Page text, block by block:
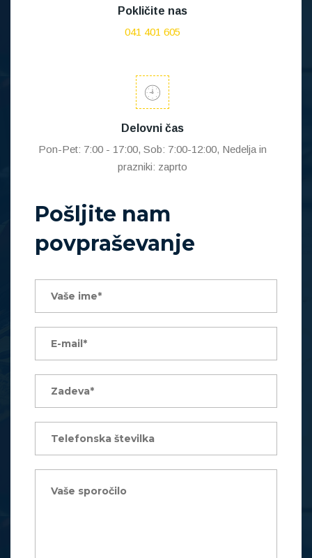
Pokličite nas
041 401 605
Delovni čas
Pon-Pet: 7:00 - 17:00, Sob: 7:00-12:00, Nedelja in
prazniki: zaprto
Pošljite nam
povpraševanje